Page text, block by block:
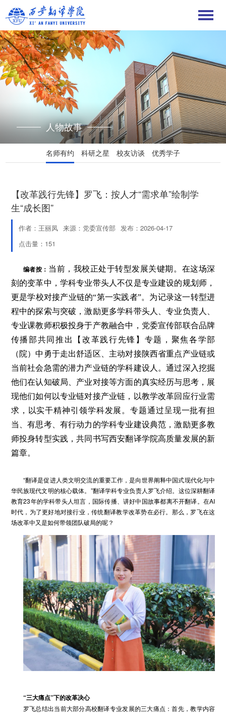
人物故事
名师有约 科研之星 校友访谈 优秀学子
【改革践行先锋】罗飞：按人才“需求单”绘制学
生“成长图”
作者：王丽凤 来源：党委宣传部 发布：2026-04-17
点击量： 151
编者按： 当前，我校正处于转型发展关键期。在这场深
刻的变革中，学科专业带头人不仅是专业建设的规划师，
更是学校对接产业链的“第一实践者”。为记录这一转型进
程中的探索与突破，激励更多学科带头人、专业负责人、
专业课教师积极投身于产教融合中，党委宣传部联合品牌
传播部共同推出【改革践行先锋】专题，聚焦各学部
（院）中勇于走出舒适区、主动对接陕西省重点产业链或
当前社会急需的潜力产业链的学科建设人。通过深入挖掘
他们在认知破局、产业对接等方面的真实经历与思考，展
现他们如何以专业链对接产业链，以教学改革回应行业需
求，以实干精神引领学科发展。专题通过呈现一批有担
当、有思考、有行动力的学科专业建设典范，激励更多教
师投身转型实践，共同书写西安翻译学院高质量发展的新
篇章。
“翻译是促进人类文明交流的重要工作，是向世界阐释中国式现代化与中
华民族现代文明的核心载体。”翻译学科专业负责人罗飞介绍。这位深耕翻译
教育23年的学科带头人坦言，国际传播、讲好中国故事都离不开翻译。在AI
时代，为了更好地对接行业，传统翻译教学改革势在必行。那么，罗飞在这
场改革中又是如何带领团队破局的呢？
“三大痛点”下的改革决心
罗飞总结出当前大部分高校翻译专业发展的三大痛点：首先，教学内容